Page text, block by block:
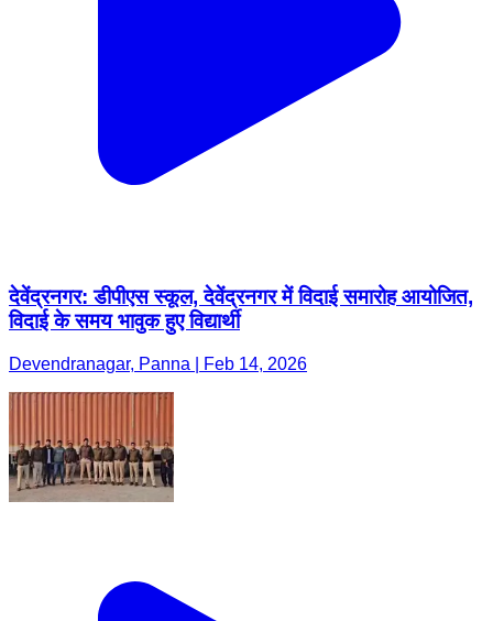
देवेंद्रनगर: डीपीएस स्कूल, देवेंद्रनगर में विदाई समारोह आयोजित,
विदाई के समय भावुक हुए विद्यार्थी
Devendranagar, Panna | Feb 14, 2026